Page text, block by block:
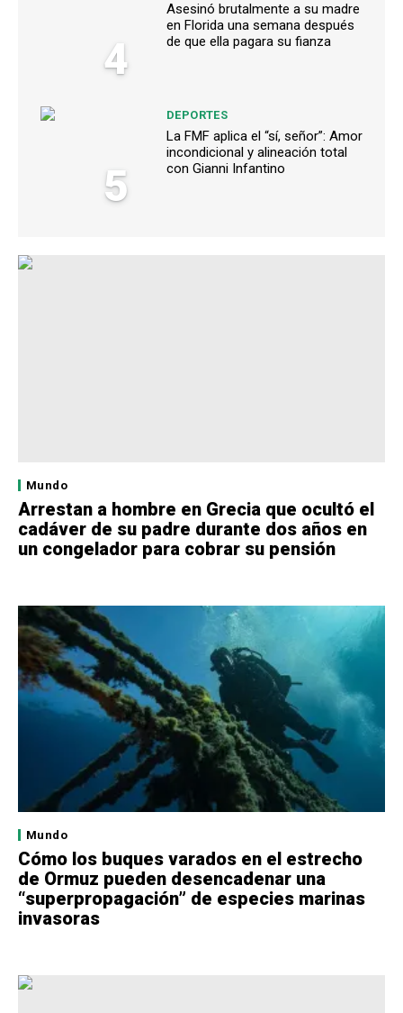
4
Asesinó brutalmente a su madre
en Florida una semana después
de que ella pagara su fianza
5
DEPORTES
La FMF aplica el “sí, señor”: Amor
incondicional y alineación total
con Gianni Infantino
Mundo
Arrestan a hombre en Grecia que ocultó el
cadáver de su padre durante dos años en
un congelador para cobrar su pensión
Mundo
Cómo los buques varados en el estrecho
de Ormuz pueden desencadenar una
“superpropagación” de especies marinas
invasoras